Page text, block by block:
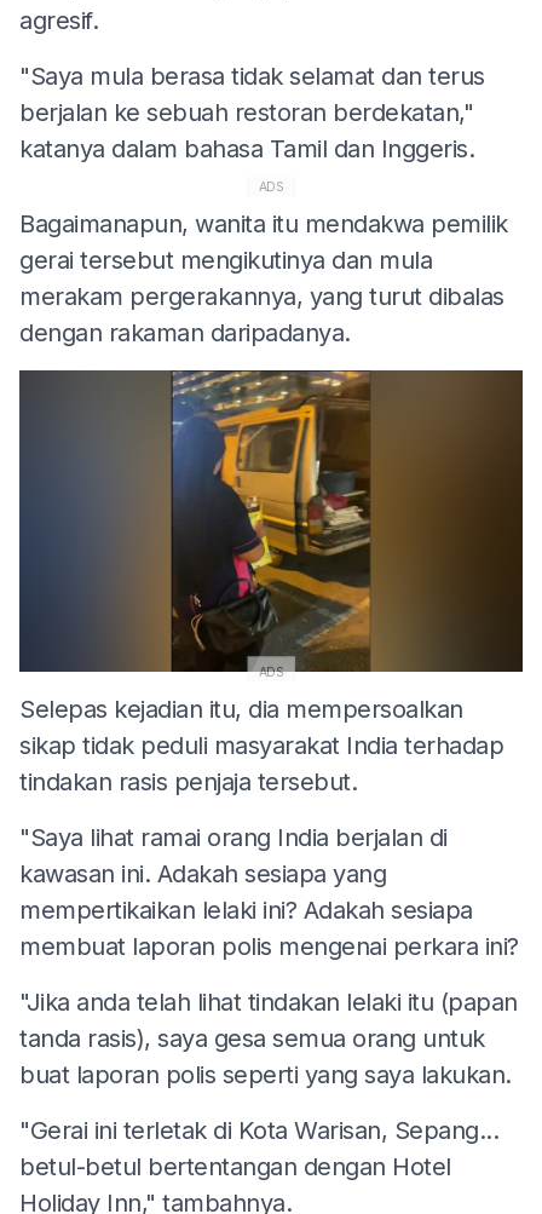
agresif.
"Saya mula berasa tidak selamat dan terus
berjalan ke sebuah restoran berdekatan,"
katanya dalam bahasa Tamil dan Inggeris.
ADS
Bagaimanapun, wanita itu mendakwa pemilik
gerai tersebut mengikutinya dan mula
merakam pergerakannya, yang turut dibalas
dengan rakaman daripadanya.
ADS
Selepas kejadian itu, dia mempersoalkan
sikap tidak peduli masyarakat India terhadap
tindakan rasis penjaja tersebut.
"Saya lihat ramai orang India berjalan di
kawasan ini. Adakah sesiapa yang
mempertikaikan lelaki ini? Adakah sesiapa
membuat laporan polis mengenai perkara ini?
"Jika anda telah lihat tindakan lelaki itu (papan
tanda rasis), saya gesa semua orang untuk
buat laporan polis seperti yang saya lakukan.
"Gerai ini terletak di Kota Warisan, Sepang...
betul-betul bertentangan dengan Hotel
Holiday Inn," tambahnya.